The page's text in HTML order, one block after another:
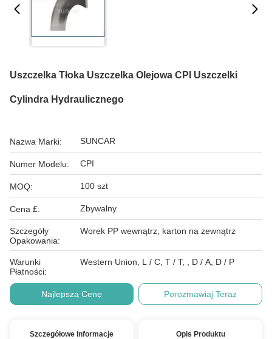
Uszczelka Tłoka Uszczelka Olejowa CPI Uszczelki
Cylindra Hydraulicznego
Nazwa Marki: SUNCAR
Numer Modelu: CPI
MOQ: 100 szt
Cena £: Zbywalny
Szczegóły
Opakowania:
Worek PP wewnątrz, karton na zewnątrz
Warunki
Płatności:
Western Union, L / C, T / T, , D / A, D / P
Najlepszą Cenę Porozmawiaj Teraz
Szczegółowe Informacje Opis Produktu